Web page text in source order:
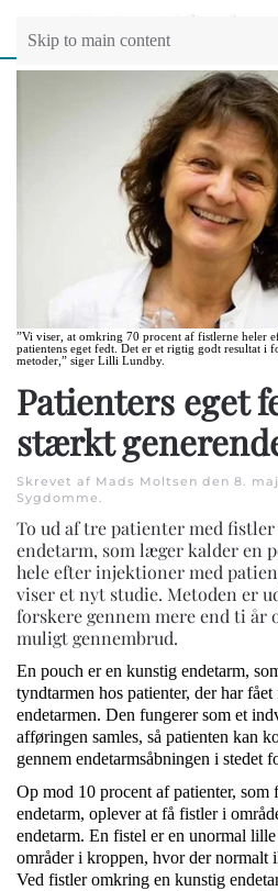
Skip to main content
”Vi viser, at omkring 70 procent af fistlerne heler
patientens eget fedt. Det er et rigtig godt resultat i
metoder,” siger Lilli Lundby.
Patienters eget
stærkt
Skrevet af Mads Moltsen den 8.
Sygdomme.
To ud af tre patienter med
endetarm, som læger kalder en
hele efter injektioner med
viser et nyt studie. Metoden er
forskere gennem mere end ti år
muligt gennembrud.
En pouch er en kunstig endetarm,
tyndtarmen hos patienter, der har
endetarmen. Den fungerer som et
afføringen samles, så patienten kan
gennem endetarmsåbningen i stedet
Op mod 10 procent af patienter, som
endetarm, oplever at få fistler i
endetarm. En fistel er en unormal
områder i kroppen, hvor der normalt
Ved fistler omkring en kunstig